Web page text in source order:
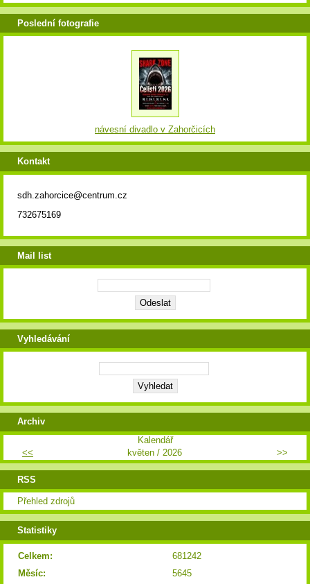
Poslední fotografie
návesní divadlo v Zahorčicích
Kontakt
sdh.zahorcice@centrum.cz
732675169
Mail list
Vyhledávání
Archiv
Kalendář
<<
květen / 2026 >>
RSS
Přehled zdrojů
Statistiky
Celkem:
681242
Měsíc:
5645